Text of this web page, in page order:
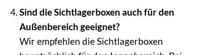
Sind die Sichtlagerboxen auch für den
Außenbereich geeignet?
Wir empfehlen die Sichtlagerboxen